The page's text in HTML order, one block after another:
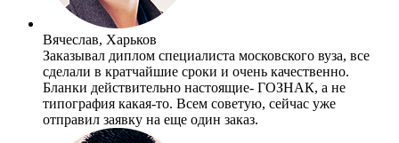
Вячеслав, Харьков
Заказывал диплом специалиста московского вуза, все
сделали в кратчайшие сроки и очень качественно.
Бланки действительно настоящие- ГОЗНАК, а не
типография какая-то. Всем советую, сейчас уже
отправил заявку на еще один заказ.